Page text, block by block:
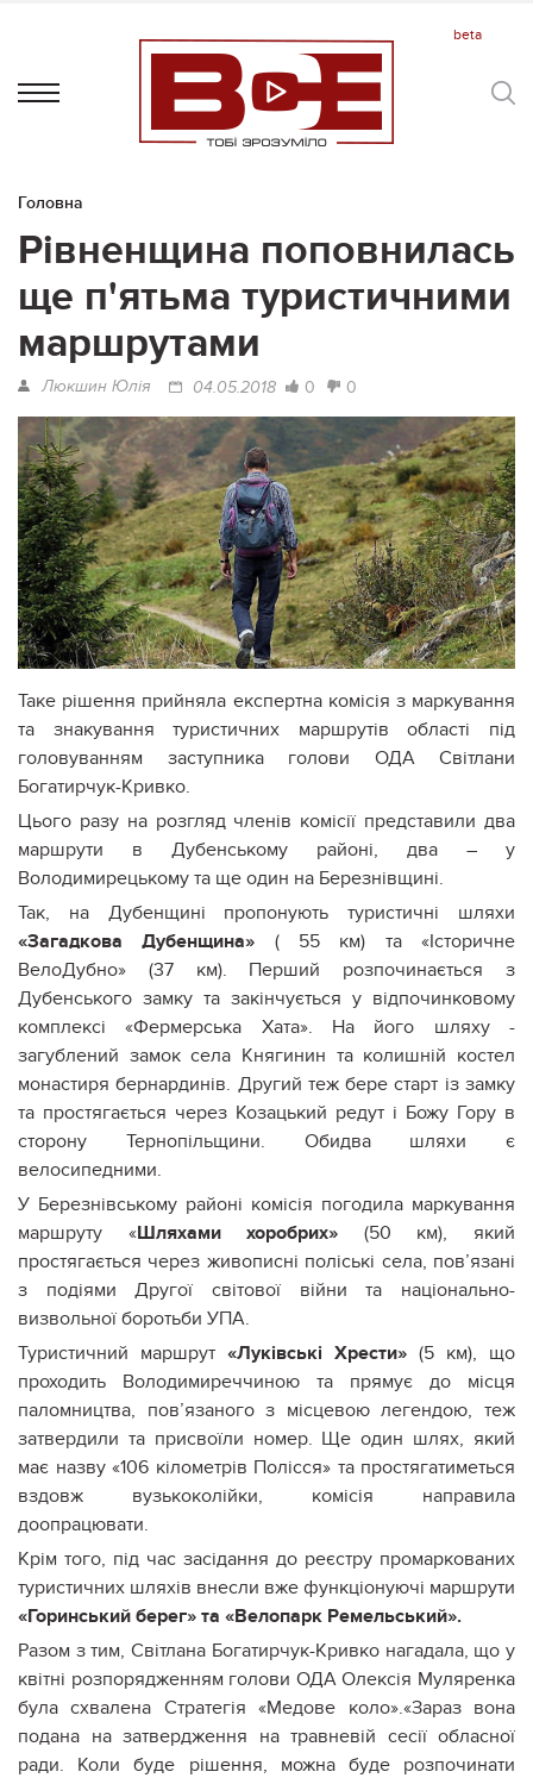
Головна
Рівненщина поповнилась
ще п'ятьма туристичними
маршрутами
Люкшин Юлія 04.05.2018 0 0
Таке рішення прийняла експертна комісія з маркування
та знакування туристичних маршрутів області під
головуванням заступника голови ОДА Світлани
Богатирчук-Кривко.
Цього разу на розгляд членів комісії представили два
маршрути в Дубенському районі, два – у
Володимирецькому та ще один на Березнівщині.
Так, на Дубенщині пропонують туристичні шляхи
«Загадкова Дубенщина» ( 55 км) та «Історичне
ВелоДубно» (37 км). Перший розпочинається з
Дубенського замку та закінчується у відпочинковому
комплексі «Фермерська Хата». На його шляху -
загублений замок села Княгинин та колишній костел
монастиря бернардинів. Другий теж бере старт із замку
та простягається через Козацький редут і Божу Гору в
сторону Тернопільщини. Обидва шляхи є
велосипедними.
У Березнівському районі комісія погодила маркування
маршруту «Шляхами хоробрих» (50 км), який
простягається через живописні поліські села, пов’язані
з подіями Другої світової війни та національно-
визвольної боротьби УПА.
Туристичний маршрут «Луківські Хрести» (5 км), що
проходить Володимиреччиною та прямує до місця
паломництва, пов’язаного з місцевою легендою, теж
затвердили та присвоїли номер. Ще один шлях, який
має назву «106 кілометрів Полісся» та простягатиметься
вздовж вузькоколійки, комісія направила
доопрацювати.
Крім того, під час засідання до реєстру промаркованих
туристичних шляхів внесли вже функціонуючі маршрути
«Горинський берег» та «Велопарк Ремельський».
Разом з тим, Світлана Богатирчук-Кривко нагадала, що у
квітні розпорядженням голови ОДА Олексія Муляренка
була схвалена Стратегія «Медове коло».«Зараз вона
подана на затвердження на травневій сесії обласної
ради. Коли буде рішення, можна буде розпочинати